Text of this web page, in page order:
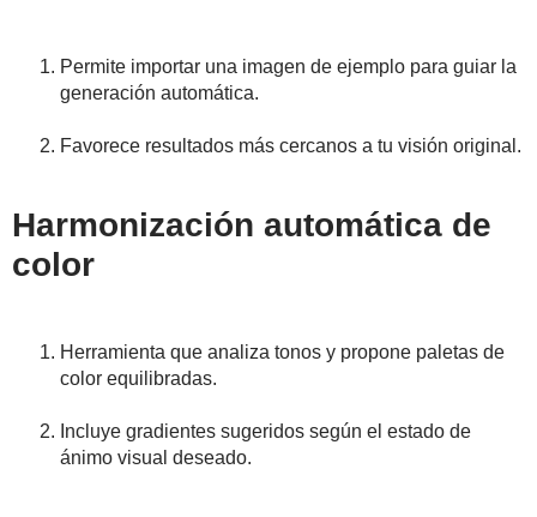
Permite importar una imagen de ejemplo para guiar la
generación automática.
Favorece resultados más cercanos a tu visión original.
Harmonización automática de
color
Herramienta que analiza tonos y propone paletas de
color equilibradas.
Incluye gradientes sugeridos según el estado de
ánimo visual deseado.